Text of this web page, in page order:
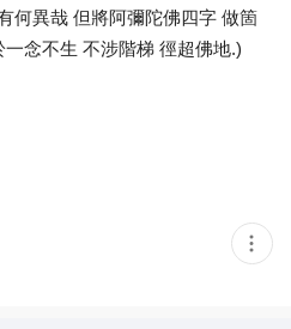
何異哉 但將阿彌陀佛四字 做箇
念不生 不涉階梯 徑超佛地.)
현
재